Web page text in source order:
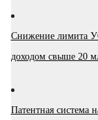
Снижение лимита
доходом свыше 20
Патентная система